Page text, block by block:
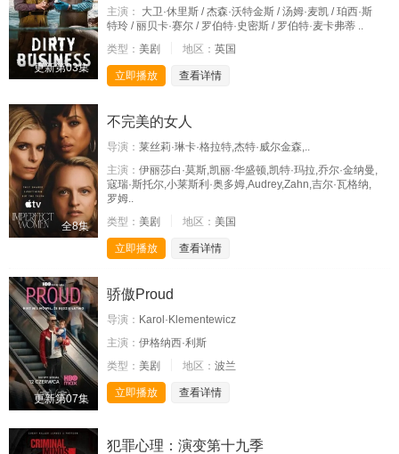
更新第03集
主演：
大卫·休里斯 / 杰森·沃特金斯 / 汤姆·麦凯 / 珀西·斯
特玲 / 丽贝卡·赛尔 / 罗伯特·史密斯 / 罗伯特·麦卡弗蒂 ..
类型： 美剧 地区： 英国
立即播放 查看详情
全8集
不完美的女人
导演： 莱丝莉·琳卡·格拉特,杰特·威尔金森,..
主演： 伊丽莎白·莫斯,凯丽·华盛顿,凯特·玛拉,乔尔·金纳曼,
寇瑞·斯托尔,小莱斯利·奥多姆,Audrey,Zahn,吉尔·瓦格纳,
罗姆..
类型： 美剧 地区： 美国
立即播放 查看详情
更新第07集
骄傲Proud
导演： Karol·Klementewicz
主演： 伊格纳西·利斯
类型： 美剧 地区： 波兰
立即播放 查看详情
犯罪心理：演变第十九季